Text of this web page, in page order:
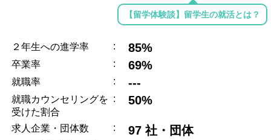
【留学体験談】留学生の就活とは？
２年生への進学率 : 85%
卒業率 : 69%
就職率 : ---
就職カウンセリングを
受けた割合
: 50%
求人企業・団体数 : 97 社・団体